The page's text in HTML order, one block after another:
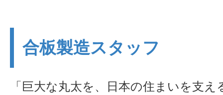
合板製造スタッフ
「巨大な丸太を、日本の住まいを支え